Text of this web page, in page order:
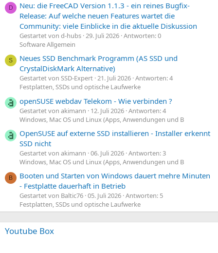
D
Neu: die FreeCAD Version 1.1.3 - ein reines Bugfix-
Release: Auf welche neuen Features wartet die
Community: viele Einblicke in die aktuelle Diskussion
Gestartet von d-hubs 29. Juli 2026 Antworten: 0
Software Allgemein
S
Neues SSD Benchmark Programm (AS SSD und
CrystalDiskMark Alternative)
Gestartet von SSD-Expert 21. Juli 2026 Antworten: 4
Festplatten, SSDs und optische Laufwerke
openSUSE webdav Telekom - Wie verbinden ?
Gestartet von akimann 12. Juli 2026 Antworten: 4
Windows, Mac OS und Linux (Apps, Anwendungen und B
OpenSUSE auf externe SSD installieren - Installer erkennt
SSD nicht
Gestartet von akimann 06. Juli 2026 Antworten: 3
Windows, Mac OS und Linux (Apps, Anwendungen und B
B
Booten und Starten von Windows dauert mehre Minuten
- Festplatte dauerhaft in Betrieb
Gestartet von Baltic76 05. Juli 2026 Antworten: 5
Festplatten, SSDs und optische Laufwerke
Youtube Box